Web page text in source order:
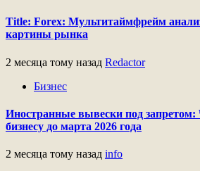
Title: Forex: Мультитаймфрейм
картины рынка
2 месяца тому назад Redactor
Бизнес
Иностранные вывески под запретом:
бизнесу до марта 2026 года
2 месяца тому назад info